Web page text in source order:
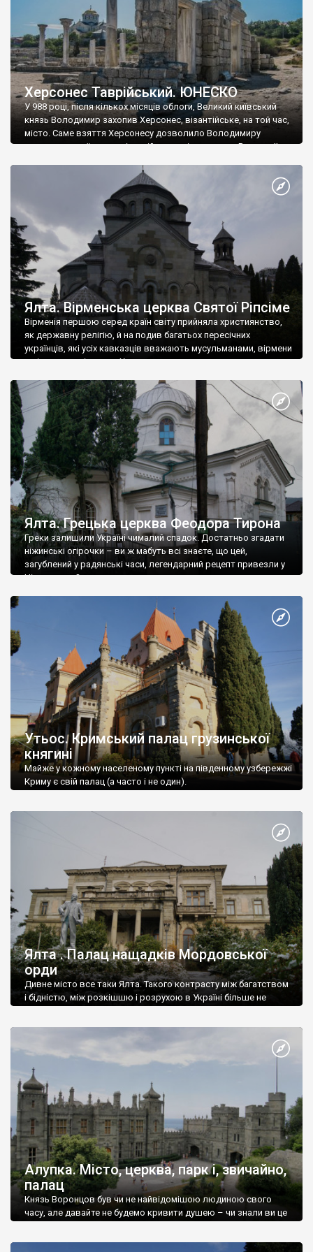
Херсонес Таврійський. ЮНЕСКО
У 988 році, після кількох місяців облоги, Великий київський
князь Володимир захопив Херсонес, візантійське, на той час,
місто. Саме взяття Херсонесу дозволило Володимиру
диктувати свої умови візантійському імператору Василю ІІ, та
Херсонесі Володимир-язичник, став Василем-християнином.
А потім було Хрещення Русі. На честь Херсонесу Таврійського
Ялта. Вірменська церква Святої Ріпсіме
Вірменія першою серед країн світу прийняла християнство,
як державну релігію, й на подив багатьох пересічних
українців, які усіх кавказців вважають мусульманами, вірмени
є відданими вірянами Христа
Ялта. Грецька церква Феодора Тирона
Греки залишили Україні чималий спадок. Достатньо згадати
ніжинські огірочки – ви ж мабуть всі знаєте, що цей,
загублений у радянські часи, легендарний рецепт привезли у
Ніжин греки?
Утьос. Кримський палац грузинської
княгині
Майже у кожному населеному пункті на південному узбережжі
Криму є свій палац (а часто і не один).
Ялта . Палац нащадків Мордовської
орди
Дивне місто все таки Ялта. Такого контрасту між багатством
і бідністю, між розкішшю і розрухою в Україні більше не
Алупка. Місто, церква, парк і, звичайно,
палац
Князь Воронцов був чи не найвідомішою людиною свого
часу, але давайте не будемо кривити душею – чи знали ви це